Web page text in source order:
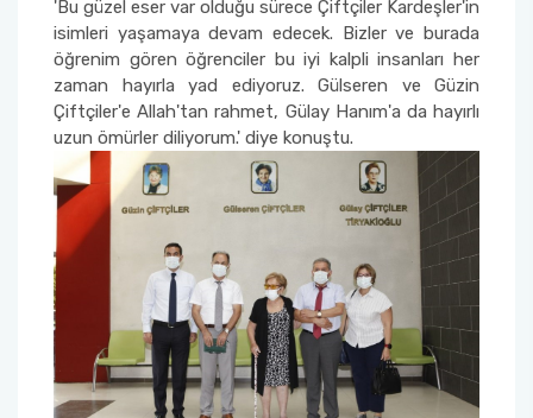
'Bu güzel eser var olduğu sürece Çiftçiler Kardeşler'in
isimleri yaşamaya devam edecek. Bizler ve burada
öğrenim gören öğrenciler bu iyi kalpli insanları her
zaman hayırla yad ediyoruz. Gülseren ve Güzin
Çiftçiler'e Allah'tan rahmet, Gülay Hanım'a da hayırlı
uzun ömürler diliyorum.' diye konuştu.
Manavgat Turizm Fakültesi
Manavgat Yabancı Diller Fakültesi
Mimarlık Fakültesi
Mühendislik Fakültesi
Sağlık Bilimleri Fakültesi
Serik İşletme Fakültesi
Spor Bilimleri Fakültesi